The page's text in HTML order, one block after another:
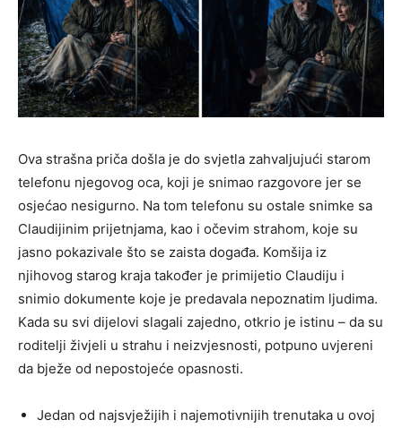
Ova strašna priča došla je do svjetla zahvaljujući starom
telefonu njegovog oca, koji je snimao razgovore jer se
osjećao nesigurno. Na tom telefonu su ostale snimke sa
Claudijinim prijetnjama, kao i očevim strahom, koje su
jasno pokazivale što se zaista događa. Komšija iz
njihovog starog kraja također je primijetio Claudiju i
snimio dokumente koje je predavala nepoznatim ljudima.
Kada su svi dijelovi slagali zajedno, otkrio je istinu – da su
roditelji živjeli u strahu i neizvjesnosti, potpuno uvjereni
da bježe od nepostojeće opasnosti.
Jedan od najsvježijih i najemotivnijih trenutaka u ovoj